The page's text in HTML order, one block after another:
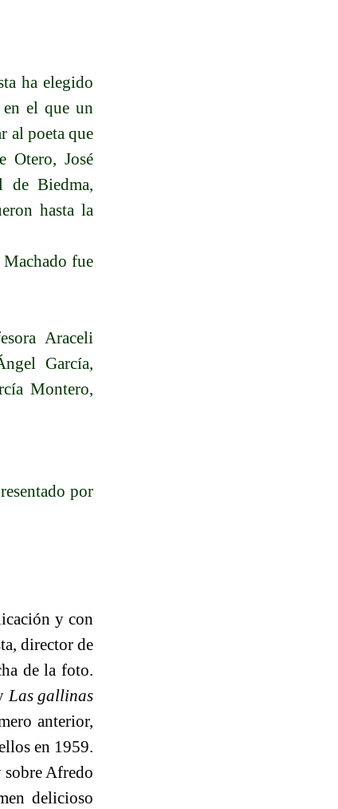
ha elegido
el que un
al poeta que
Otero, José
de Biedma,
hasta la
fue
Araceli
García,
Montero,
por
y con
director de
de la foto.
Las gallinas
anterior,
en 1959.
Afredo
delicioso